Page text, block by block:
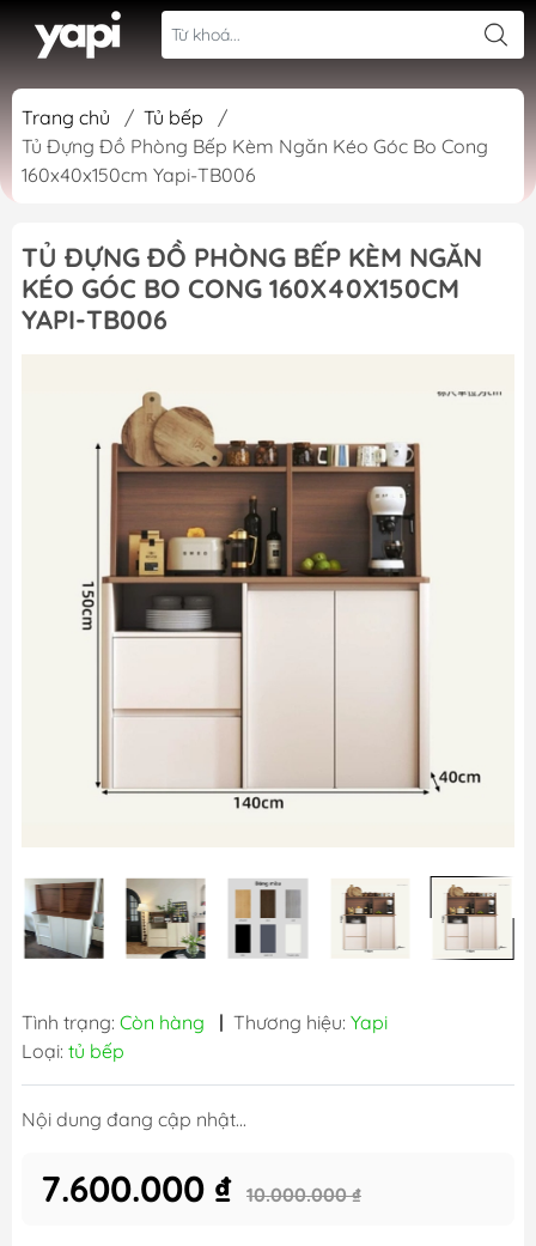
Trang chủ / Tủ bếp
/
Tủ Đựng Đồ Phòng Bếp Kèm Ngăn Kéo Góc Bo Cong
160x40x150cm Yapi-TB006
TỦ ĐỰNG ĐỒ PHÒNG BẾP KÈM NGĂN
KÉO GÓC BO CONG 160X40X150CM
YAPI-TB006
Tình trạng: Còn hàng | Thương hiệu: Yapi
Loại: tủ bếp
Nội dung đang cập nhật...
7.600.000 ₫ 10.000.000 ₫